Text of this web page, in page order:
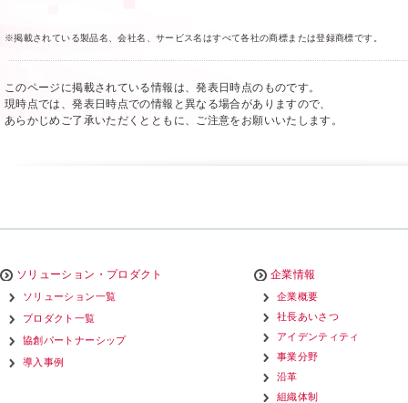
※掲載されている製品名、会社名、サービス名はすべて各社の商標または登録商標です。
このページに掲載されている情報は、発表日時点のものです。
現時点では、発表日時点での情報と異なる場合がありますので、
あらかじめご了承いただくとともに、ご注意をお願いいたします。
ソリューション・プロダクト
ソリューション一覧
プロダクト一覧
協創パートナーシップ
導入事例
企業情報
企業概要
社長あいさつ
アイデンティティ
事業分野
沿革
組織体制